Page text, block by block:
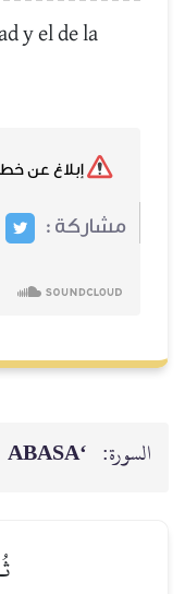
y el de la
مشاركة :
السورة: ‘ABASA